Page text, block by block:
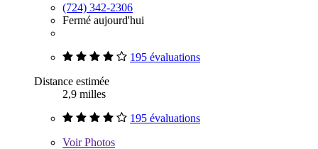
(724) 342-2306
Fermé aujourd'hui
195 évaluations
Distance estimée
2,9 milles
195 évaluations
VoirPhotos